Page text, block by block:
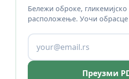
Бележи оброке,
расположење. Уочи обрасце
Преузми